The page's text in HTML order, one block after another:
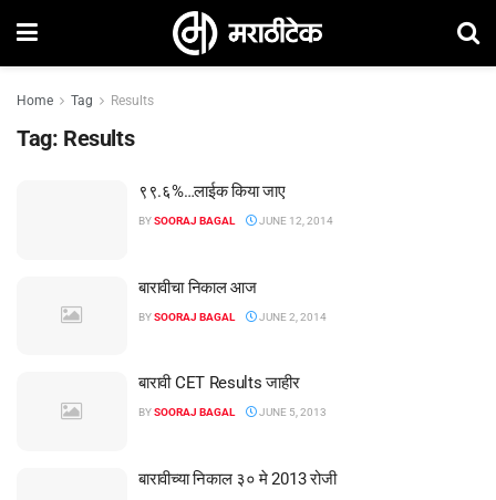
Home Tag Results
Tag: Results
९९.६%…लाईक किया जाए
BYSOORAJ BAGAL JUNE 12, 2014
बारावीचा निकाल आज
BYSOORAJ BAGAL JUNE 2, 2014
बारावी CET Results जाहीर
BYSOORAJ BAGAL JUNE 5, 2013
बारावीच्या निकाल ३० मे 2013 रोजी